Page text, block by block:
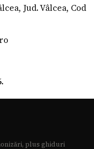
Jud. Vâlcea, Cod
plus ghiduri